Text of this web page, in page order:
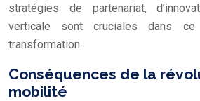
stratégies de partenariat,
verticale sont cruciales dans
transformation.
Conséquences de la
mobilité